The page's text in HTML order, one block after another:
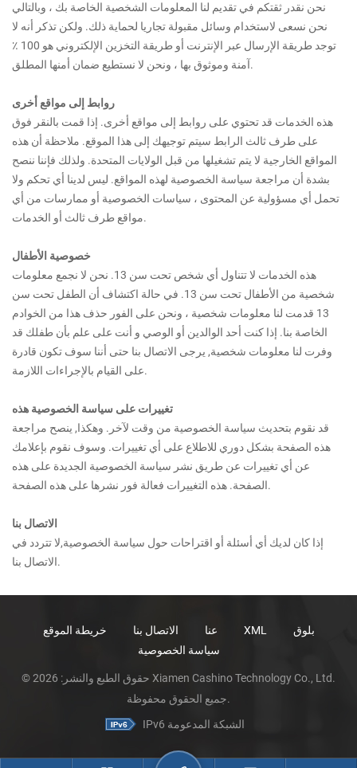
نحن نقدر ثقتكم في تقديم لنا المعلومات الشخصية الخاصة بك ، وبالتالي
نحن نسعى لاستخدام وسائل مقبولة تجاريا لحماية ذلك. ولكن تذكر أنه لا
توجد طريقة الإرسال عبر الإنترنت أو طريقة التخزين الإلكتروني هو 100 ٪
آمنة وموثوق بها ، ونحن لا نستطيع ضمان أمنها المطلق.
روابط إلى مواقع أخرى
هذه الخدمات قد تحتوي على روابط إلى مواقع أخرى. إذا قمت بالنقر فوق
على طرف ثالث الرابط سيتم توجيهك إلى هذا الموقع. ملاحظة أن هذه
المواقع الخارجية لا يتم تشغيلها من قبل الولايات المتحدة. ولذلك فإننا ننصح
بشدة أن مراجعة سياسة الخصوصية لهذه المواقع. ليس لدينا أي تحكم ولا
تحمل أي مسؤولية عن المحتوى ، سياسات الخصوصية أو ممارسات من أي
مواقع طرف ثالث أو الخدمات.
خصوصية الأطفال
هذه الخدمات لا تتناول أي شخص تحت سن 13. نحن لا نجمع معلومات
شخصية من الأطفال تحت سن 13. في حالة اكتشاف أن الطفل تحت سن
13 قدمت لنا معلومات شخصية ، ونحن على الفور حذف هذا من الخوادم
الخاصة بنا. إذا كنت أحد الوالدين أو الوصي و أنت على علم بأن طفلك قد
وفرت لنا معلومات شخصية, يرجى الاتصال بنا حتى أننا سوف تكون قادرة
على القيام بالإجراءات اللازمة.
تغييرات على سياسة الخصوصية هذه
قد نقوم بتحديث سياسة الخصوصية من وقت لآخر. وهكذا, ينصح مراجعة
هذه الصفحة بشكل دوري للاطلاع على أي تغييرات. وسوف نقوم بإعلامك
عن أي تغييرات عن طريق نشر سياسة الخصوصية الجديدة على هذه
الصفحة. هذه التغييرات فعالة فور نشرها على هذه الصفحة.
الاتصال بنا
إذا كان لديك أي أسئلة أو اقتراحات حول سياسة الخصوصية,لا تتردد في
الاتصال بنا.
عنا الاتصال بنا خريطة الموقع XML
بلوق
سياسة الخصوصية
© حقوق الطبع والنشر: 2026 Xiamen Cashino Technology Co., Ltd.
جميع الحقوق محفوظة.
IPv6 الشبكة المدعومة